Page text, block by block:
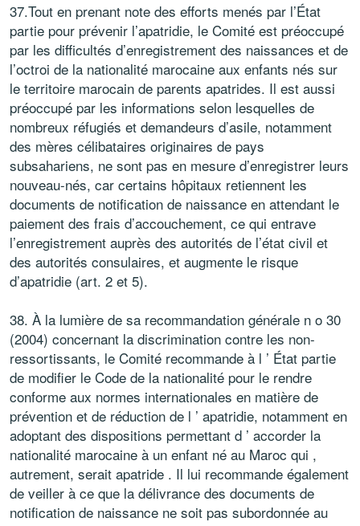
37.Tout en prenant note des efforts menés par l’État
partie pour prévenir l’apatridie, le Comité est préoccupé
par les difficultés d’enregistrement des naissances et de
l’octroi de la nationalité marocaine aux enfants nés sur
le territoire marocain de parents apatrides. Il est aussi
préoccupé par les informations selon lesquelles de
nombreux réfugiés et demandeurs d’asile, notamment
des mères célibataires originaires de pays
subsahariens, ne sont pas en mesure d’enregistrer leurs
nouveau-nés, car certains hôpitaux retiennent les
documents de notification de naissance en attendant le
paiement des frais d’accouchement, ce qui entrave
l’enregistrement auprès des autorités de l’état civil et
des autorités consulaires, et augmente le risque
d’apatridie (art. 2 et 5).
38. À la lumière de sa recommandation générale n o 30
(2004) concernant la discrimination contre les non-
ressortissants, le Comité recommande à l ’ État partie
de modifier le Code de la nationalité pour le rendre
conforme aux normes internationales en matière de
prévention et de réduction de l ’ apatridie, notamment en
adoptant des dispositions permettant d ’ accorder la
nationalité marocaine à un enfant né au Maroc qui ,
autrement, serait apatride . Il lui recommande également
de veiller à ce que la délivrance des documents de
notification de naissance ne soit pas subordonnée au